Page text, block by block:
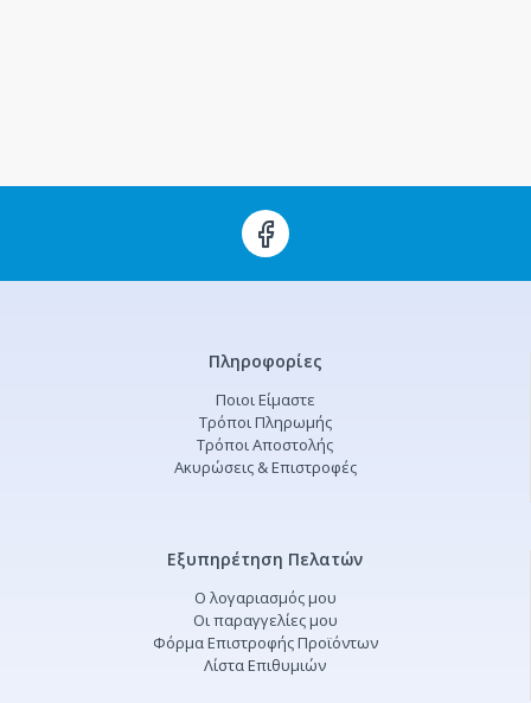
Πληροφορίες
Ποιοι Είμαστε
Τρόποι Πληρωμής
Τρόποι Αποστολής
Ακυρώσεις & Επιστροφές
Εξυπηρέτηση Πελατών
Ο λογαριασμός μου
Οι παραγγελίες μου
Φόρμα Επιστροφής Προϊόντων
Λίστα Επιθυμιών